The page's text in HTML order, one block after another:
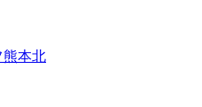
熊本北